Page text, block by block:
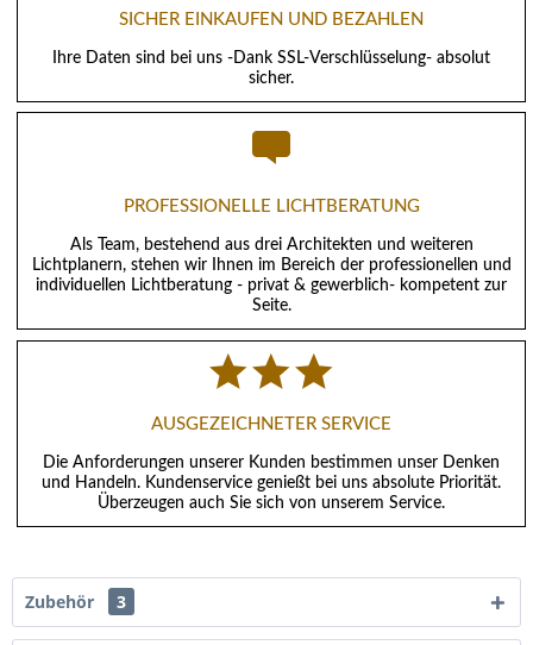
SICHER EINKAUFEN UND BEZAHLEN
Ihre Daten sind bei uns -Dank SSL-Verschlüsselung- absolut
sicher.
PROFESSIONELLE LICHTBERATUNG
Als Team, bestehend aus drei Architekten und weiteren
Lichtplanern, stehen wir Ihnen im Bereich der professionellen und
individuellen Lichtberatung - privat & gewerblich- kompetent zur
Seite.
AUSGEZEICHNETER SERVICE
Die Anforderungen unserer Kunden bestimmen unser Denken
und Handeln. Kundenservice genießt bei uns absolute Priorität.
Überzeugen auch Sie sich von unserem Service.
Zubehör 3